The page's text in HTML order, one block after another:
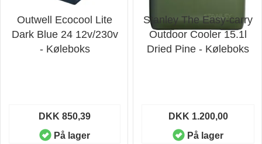
Outwell Ecocool Lite
Dark Blue 24 12v/230v
- Køleboks
DKK 850,39
På lager
Stanley The Easy-carry
Outdoor Cooler 15.1l
Dried Pine - Køleboks
DKK 1.200,00
På lager